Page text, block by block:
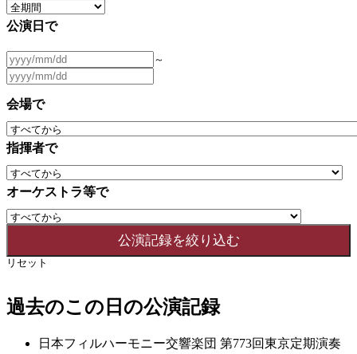
公演日で
～
会場で
指揮者で
オーケストラ等で
リセット
過去のこの日の公演記録
日本フィルハーモニー交響楽団 第773回東京定期演奏